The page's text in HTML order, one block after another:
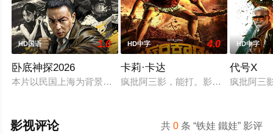
HD国语 1.0
卧底神探2026
本片以民国上海为背景，融合悬疑探案、越狱反转、家国博弈
HD中字 4.0
卡莉·卡达
疯批阿三影，能打。影片的狩猎、肉
HD中字
代号X
疯批阿三
共0 条 “铁娃 鐵娃” 影评
影视评论